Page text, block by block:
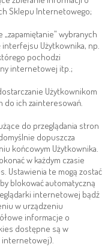
Sklepu Internetowego;
wybranych
interfejsu Użytkownika, np.
pochodzi
internetowej itp.;
Użytkownikom
do ich zainteresowań.
do przeglądania stron
dopuszcza
końcowym Użytkownika.
w każdym czasie
Ustawienia te mogą zostać
blokować automatyczną
internetowej bądź
w urządzeniu
informacje o
dostępne są w
internetowej).